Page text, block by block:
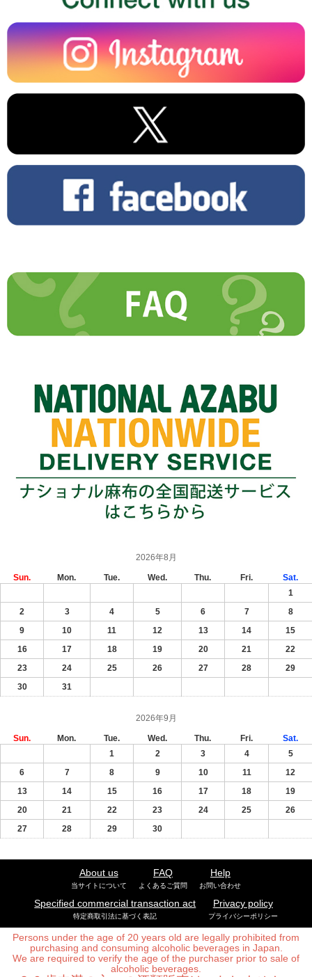
2026年8月
Sun. Mon. Tue. Wed. Thu. Fri.
Sat.
1
2
3 4 5 6 7
8
9
10 11 12 13 14
15
16
17 18 19 20 21
22
23
24 25 26 27 28
29
30
31
2026年9月
Sun. Mon. Tue. Wed. Thu. Fri.
Sat.
1
2 3 4
5
6
7 8 9 10 11
12
13
14 15 16 17 18
19
20
21 22 23 24 25
26
27
28 29 30
About us
当サイトについて
FAQ
よくあるご質問
Help
お問い合わせ
Specified commercial transaction act
特定商取引法に基づく表記
Privacy policy
プライバシーポリシー
Persons under the age of 20 years old are legally prohibited from
purchasing and consuming alcoholic beverages in Japan.
We are required to verify the age of the purchaser prior to sale of
alcoholic beverages.